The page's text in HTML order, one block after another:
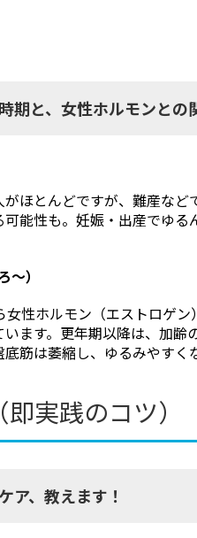
期と、女性ホルモンとの
ほとんどですが、難産な
能性も。妊娠・出産でゆ
）
性ホルモン（エストロゲ
ます。更年期以降は、加
筋は萎縮し、ゆるみやすく
即実践のコツ）
ア、教えます！